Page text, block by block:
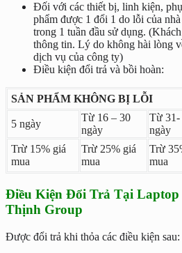
Đối với các thiết bị, linh kiện,
phẩm được 1 đổi 1 do lỗi của
trong 1 tuần đầu sử dụng.
thông tin. Lý do không hài lòng
dịch vụ của công ty)
Điều kiện đổi trả và bồi hoàn:
SẢN PHẨM KHÔNG BỊ LỖI
5 ngày
Từ 16 – 30
ngày
Từ 31-
ngày
Trừ 15% giá
mua
Trừ 25% giá
mua
Trừ
mua
Điều Kiện Đổi Trả Tại Laptop
Thịnh Group
Được đổi trả khi thỏa các điều kiện sau: